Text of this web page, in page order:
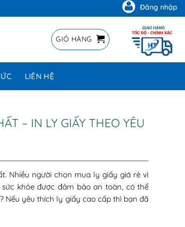
Đăng nhập
GIỎ HÀNG
LIÊN HỆ
– IN LY GIẤY THEO YÊU
Nhiều người chọn mua ly giấy giá rẻ vì
khỏe được đảm bảo an toàn, có thể
Nếu yêu thích ly giấy cao cấp thì bạn đã